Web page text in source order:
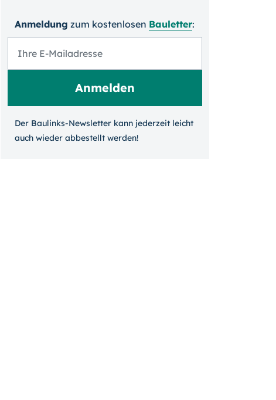
Anmeldung zum kosten­losen Bauletter:
Der Baulinks-Newsletter kann jeder­zeit leicht
auch wieder ab­bestellt werden!